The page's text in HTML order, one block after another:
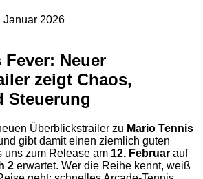
Januar 2026
Neuer
zeigt Chaos,
Steuerung
Überblickstrailer zu Mario Tennis
gibt damit einen ziemlich guten
uns zum Release am 12. Februar auf
2 erwartet. Wer die Reihe kennt, weiß